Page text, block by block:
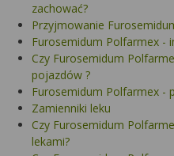
zachować?
Przyjmowanie
Furosemidum Polfarmex -
Czy Furosemidum
pojazdów ?
Furosemidum Polfarmex -
Zamienniki leku
Czy Furosemidum
lekami?